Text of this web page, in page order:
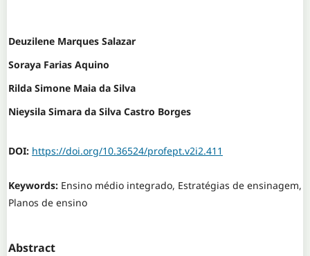
Deuzilene Marques Salazar
Soraya Farias Aquino
Rilda Simone Maia da Silva
Nieysila Simara da Silva Castro Borges
DOI: https://doi.org/10.36524/profept.v2i2.411
Keywords: Ensino médio integrado, Estratégias de ensinagem,
Planos de ensino
Abstract